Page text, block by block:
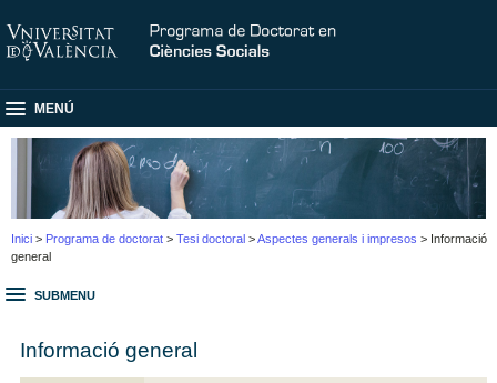
MENÚ
Inici > Programa de doctorat > Tesi doctoral >Aspectes generals i impresos > Informació
general
SUBMENU
Informació general